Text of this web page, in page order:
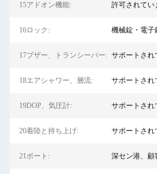
15アドオン機能: 許可されてい
16ロック: 機械錠・電子
17ブザー、トランシーバー: サポートされ
18エアシャワー、層流: サポートされ
19DOP、気圧計: サポートされ
20着陸と持ち上げ: サポートされ
21ポート: 深セン港、顧